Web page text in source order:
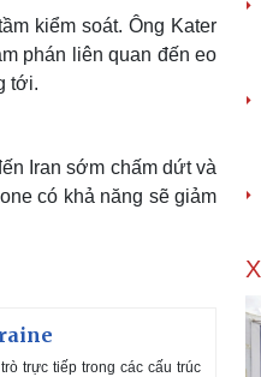
kiểm soát. Ông Kater
phán liên quan đến eo
tới.
Iran sớm chấm dứt và
có khả năng sẽ giảm
trực tiếp trong các cấu trúc